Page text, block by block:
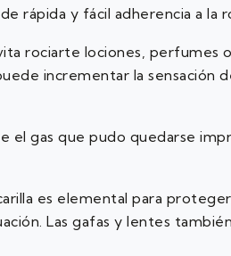
rápida y fácil adherencia a la
rociarte lociones, perfumes
incrementar la sensación
el gas que pudo quedarse
es elemental para
Las gafas y lentes